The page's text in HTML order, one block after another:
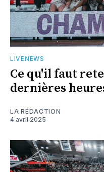
LIVENEWS
Ce qu'il faut
dernières
LA RÉDACTION
4 avril 2025